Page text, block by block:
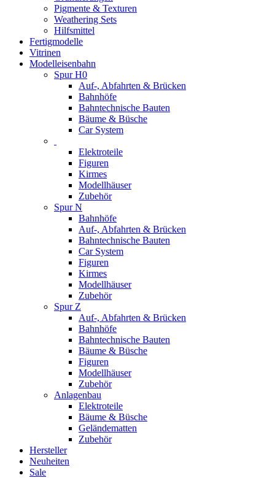
Pigmente & Texturen
Weathering Sets
Hilfsmittel
Fertigmodelle
Vitrinen
Modelleisenbahn
Spur H0
Auf-, Abfahrten & Brücken
Bahnhöfe
Bahntechnische Bauten
Bäume & Büsche
Car System
Elektroteile
Figuren
Kirmes
Modellhäuser
Zubehör
Spur N
Bahnhöfe
Auf-, Abfahrten & Brücken
Bahntechnische Bauten
Car System
Figuren
Kirmes
Modellhäuser
Zubehör
Spur Z
Auf-, Abfahrten & Brücken
Bahnhöfe
Bahntechnische Bauten
Bäume & Büsche
Figuren
Modellhäuser
Zubehör
Anlagenbau
Elektroteile
Bäume & Büsche
Geländematten
Zubehör
Hersteller
Neuheiten
Sale